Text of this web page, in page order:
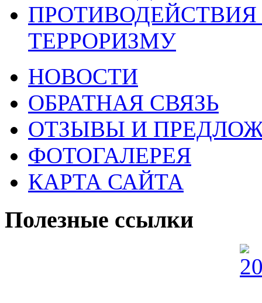
ТЕРРОРИЗМУ
НОВОСТИ
ОБРАТНАЯ СВЯЗЬ
ОТЗЫВЫ И
ФОТОГАЛЕРЕЯ
КАРТА САЙТА
Полезные ссылки